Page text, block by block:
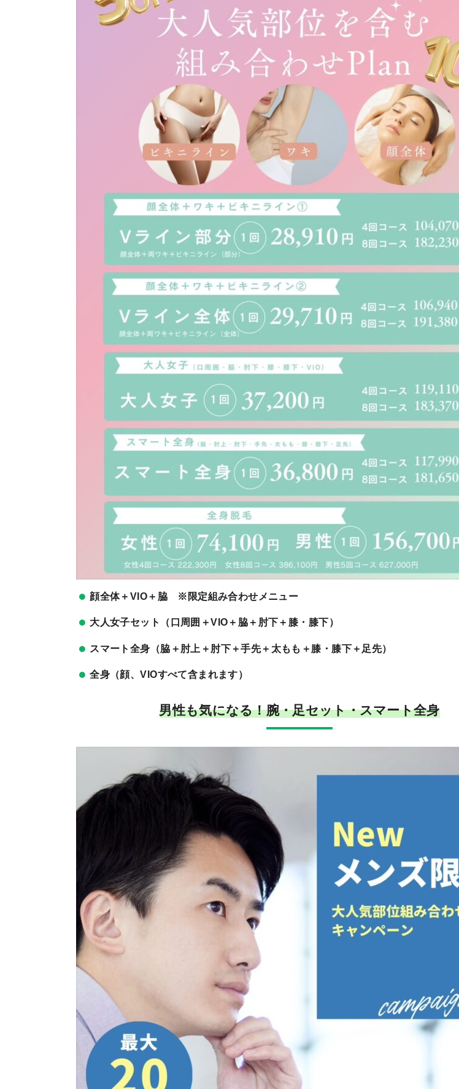
顔全体＋VIO＋脇 ※限定組み合わせメニュー
大人女子セット（口周囲＋VIO＋脇＋肘下＋膝・膝下）
スマート全身（脇＋肘上＋肘下＋手先＋太もも＋膝・膝下＋足先）
全身（顔、VIOすべて含まれます）
男性も気になる！腕・足セット・スマート全身